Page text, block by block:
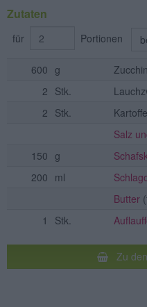
Zutaten
für Portionen
600 g
2 Stk.
2 Stk.
Salz
150 g
200 ml
Butter
1
Stk.
Zu den